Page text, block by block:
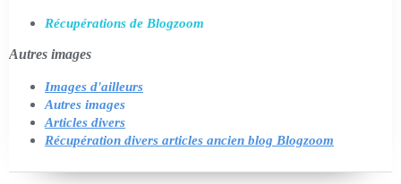
Récupérations de Blogzoom
Autres images
Images d'ailleurs
Autres images
Articles divers
Récupération divers articles ancien blog Blogzoom